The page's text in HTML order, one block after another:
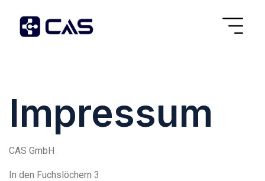
Impressum
CAS GmbH
In den Fuchslöchern 3